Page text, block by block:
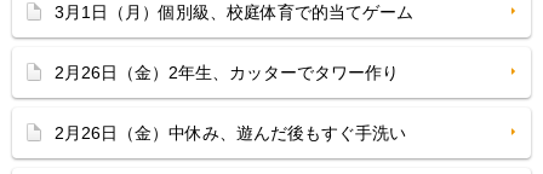
3月1日（月）個別級、校庭体育で的当てゲーム
2月26日（金）2年生、カッターでタワー作り
2月26日（金）中休み、遊んだ後もすぐ手洗い